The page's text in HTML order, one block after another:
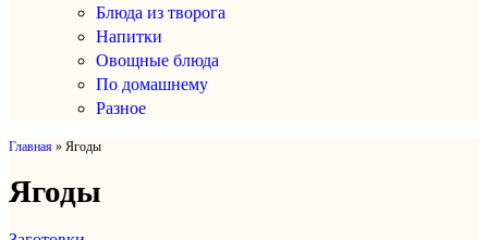
Блюда из творога
Напитки
Овощные блюда
По домашнему
Разное
Главная » Ягоды
Ягоды